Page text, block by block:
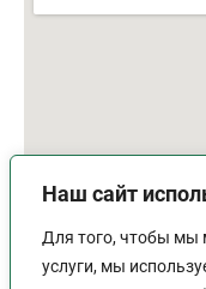
Наш сайт
Для того, чтобы мы
услуги, мы